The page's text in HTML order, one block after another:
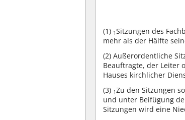
(1) 1Sitzungen des
mehr als der Hälfte
(2) Außerordentliche
Beauftragte, der Leiter
Hauses kirchlicher
(3) 1Zu den Sitzungen
und unter Beifügung
Sitzungen wird eine